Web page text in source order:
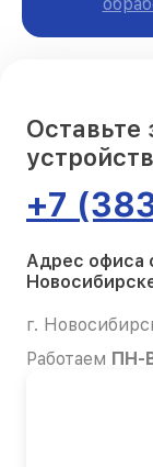
Оставьте
+7
Адрес офиса
г.
Работаем ПН-